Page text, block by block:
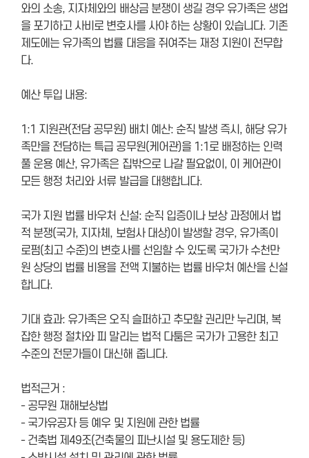
와의 소송, 지자체와의 배상금 분쟁이 생길 경우 유가족은 생업
을 포기하고 사비로 변호사를 사야 하는 상황이 있습니다. 기존
제도에는 유가족의 법률 대응을 쥐여주는 재정 지원이 전무합
다.
예산 투입 내용:
1:1 지원관(전담 공무원) 배치 예산: 순직 발생 즉시, 해당 유가
족만을 전담하는 특급 공무원(케어관)을 1:1로 배정하는 인력
풀 운용 예산, 유가족은 집밖으로 나갈 필요없이, 이 케어관이
모든 행정 처리와 서류 발급을 대행합니다.
국가 지원 법률 바우처 신설: 순직 입증이나 보상 과정에서 법
적 분쟁(국가, 지자체, 보험사 대상)이 발생할 경우, 유가족이
로펌(최고 수준)의 변호사를 선임할 수 있도록 국가가 수천만
원 상당의 법률 비용을 전액 지불하는 법률 바우처 예산을 신설
합니다.
기대 효과: 유가족은 오직 슬퍼하고 추모할 권리만 누리며, 복
잡한 행정 절차와 피 말리는 법적 다툼은 국가가 고용한 최고
수준의 전문가들이 대신해 줍니다.
법적근거 :
- 공무원 재해보상법
- 국가유공자 등 예우 및 지원에 관한 법률
- 건축법 제49조(건축물의 피난시설 및 용도제한 등)